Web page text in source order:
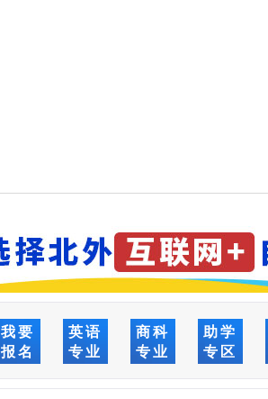
我要
报名
英语
专业
商科
专业
助学
专区